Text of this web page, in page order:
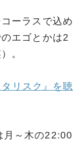
ーラスで込め
エゴとかは2
。
リスク』を聴
月～木の